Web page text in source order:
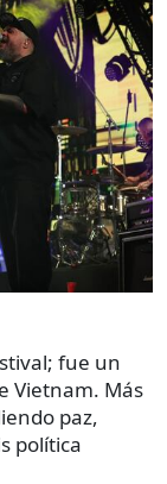
fue un
Vietnam. Más
paz,
política